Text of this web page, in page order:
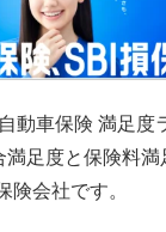
動車保険 満足度
足度と保険料
険会社です。